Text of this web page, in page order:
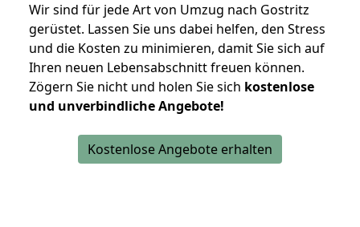
Wir sind für jede Art von Umzug nach Gostritz
gerüstet. Lassen Sie uns dabei helfen, den Stress
und die Kosten zu minimieren, damit Sie sich auf
Ihren neuen Lebensabschnitt freuen können.
Zögern Sie nicht und holen Sie sich kostenlose
und unverbindliche Angebote!
Kostenlose Angebote erhalten